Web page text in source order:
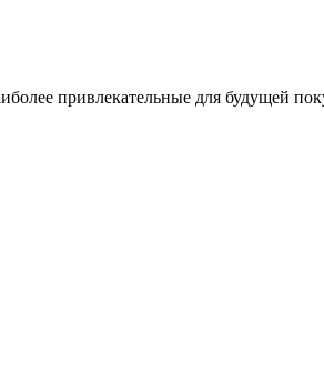
привлекательные для будущей